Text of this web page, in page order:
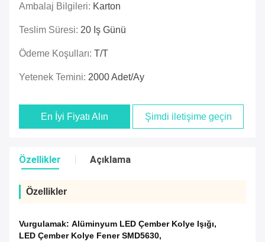
Ambalaj Bilgileri: Karton
Teslim Süresi: 20 Iş Günü
Ödeme Koşulları: T/T
Yetenek Temini: 2000 Adet/ay
En İyi Fiyatı Alın Şimdi iletişime geçin
Özellikler Açıklama
Özellikler
Vurgulamak: Alüminyum LED Çember Kolye Işığı,
LED Çember Kolye Fener SMD5630,